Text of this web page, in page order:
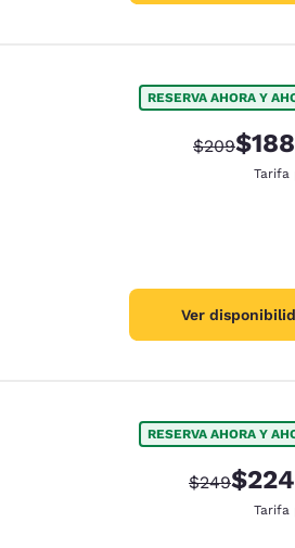
RESERVA AHORA Y
Precio
$209Precio
$188
Tarifa
Ver
RESERVA AHORA Y
Precio
$249Precio
$224
Tarifa